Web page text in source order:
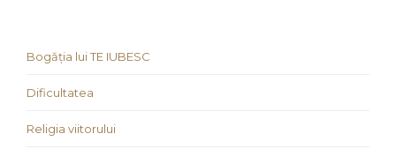
Bogăția lui TE IUBESC
Dificultatea
Religia viitorului